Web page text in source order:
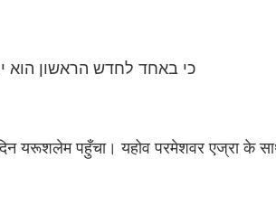
כי באחד לחדש הראשון הוא
यरूशलेम पहुँचा। यहोव परमेशवर एज्रा के